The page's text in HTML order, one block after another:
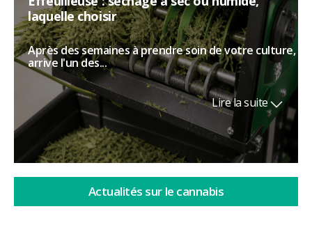
laquelle choisir
Après des semaines à prendre soin de votre culture,
arrive l'un des...
Lire la suite
Actualités sur le cannabis